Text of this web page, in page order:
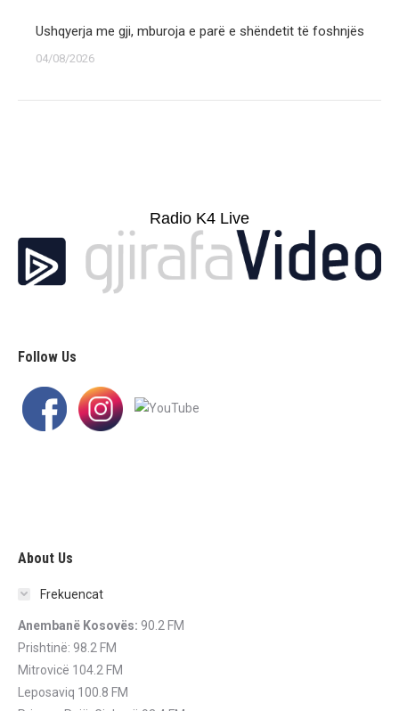
Ushqyerja me gji, mburoja e parë e shëndetit të foshnjës
04/08/2026
Radio K4 Live
Follow Us
About Us
Frekuencat
Anembanë Kosovës: 90.2 FM
Prishtinë: 98.2 FM
Mitrovicë 104.2 FM
Leposaviq 100.8 FM